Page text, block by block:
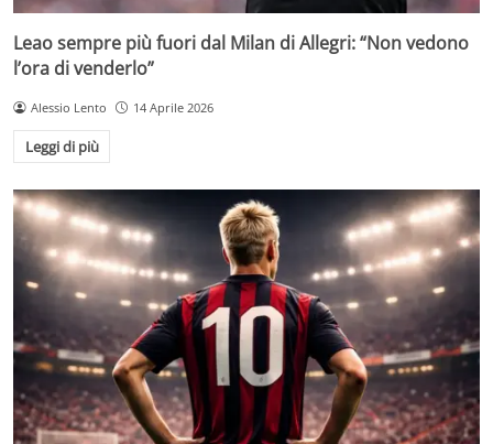
Leao sempre più fuori dal Milan di Allegri: “Non vedono
l’ora di venderlo”
Alessio Lento 14 Aprile 2026
Leggi di più